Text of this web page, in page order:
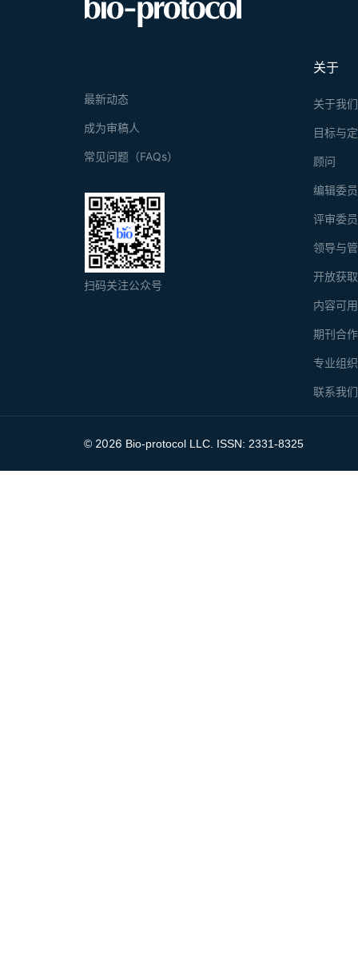
关于
关于我们
目标与
顾问
编辑委
评审委
领导与
开放获
内容可
期刊合
专业组
联系我们
最新动态
成为审稿人
常见问题（FAQs）
扫码关注公众号
© 2026 Bio-protocol LLC. ISSN: 2331-8325